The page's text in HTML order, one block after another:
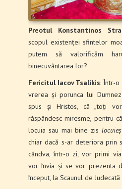
Preotul Konstantinos
scopul existenței sfintelor
putem să valorificăm
binecuvântarea lor?
Fericitul Iacov Tsalikis: Într-o
vrerea și porunca lui
spus și Hristos, că „toți
răspândesc miresme, pentru
locuia sau mai bine zis
chiar dacă s-ar deteriora prin
cândva, într-o zi, vor primi
vor învia și se vor prezenta
început, la Scaunul de